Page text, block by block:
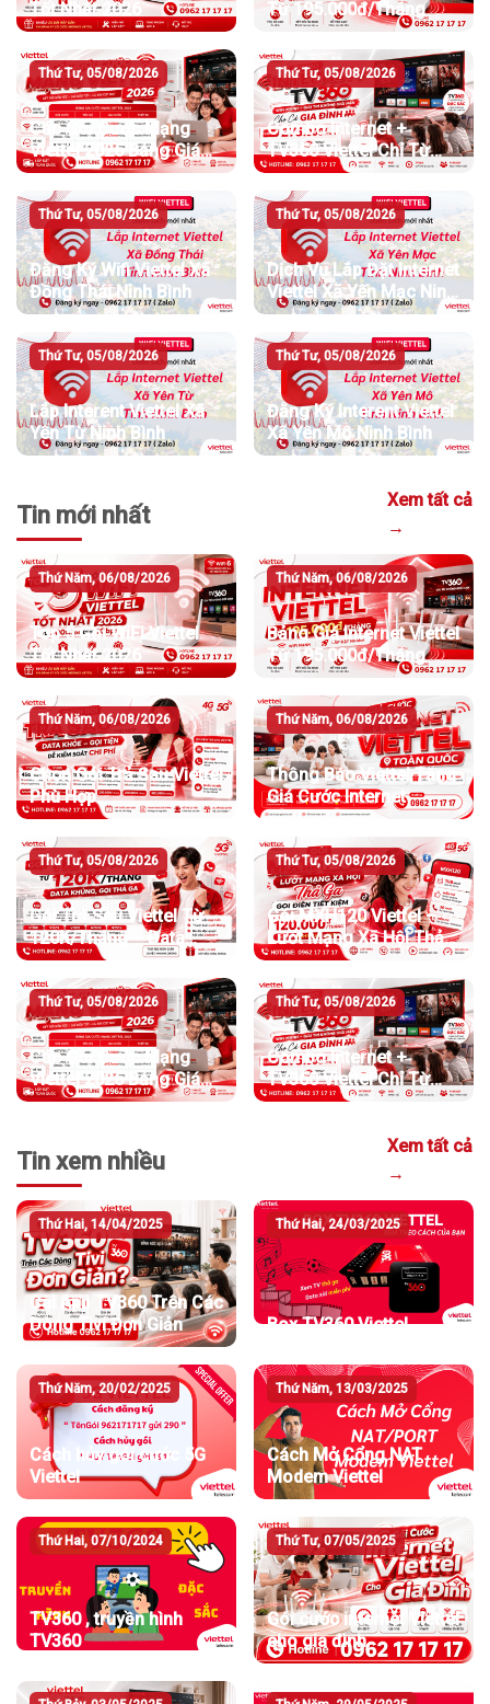
Tốt Nhất 2026
Từ 195.000đ/Tháng
Thứ Tư, 05/08/2026
Các Gói Cước Mạng
Viettel 2026 Bảng Giá
Chi Tiết Và Cách Chọn
Gói Phù Hợp
Thứ Tư, 05/08/2026
Combo Internet +
TV360 Viettel Chỉ Từ
275.000đ/Tháng
Thứ Tư, 05/08/2026
Đăng Ký Wifi Viettel Xã
Đồng Thái Ninh Bình
Thứ Tư, 05/08/2026
Dịch Vụ Lắp Đặt Internet
Viettel Xã Yên Mạc Ninh
Bình
Thứ Tư, 05/08/2026
Lắp Interent Viettel Xã
Yên Từ Ninh Bình
Thứ Tư, 05/08/2026
Đăng Ký Interent Viettel
Xã Yên Mô Ninh Bình
Tin mới nhất
Xem tất cả
→
Thứ Năm, 06/08/2026
Top 5 Gói WiFi Viettel
Tốt Nhất 2026
Thứ Năm, 06/08/2026
Bảng Giá Internet Viettel
Từ 195.000đ/Tháng
Thứ Năm, 06/08/2026
Chọn Gói Trả Sau Viettel
Phù Hợp
Thứ Năm, 06/08/2026
Thông Báo Viettel Tăng
Giá Cước Internet
Thứ Tư, 05/08/2026
Gói Trả Sau Viettel Từ
120K/Tháng – Data
Khủng, Gọi Thả Ga
Thứ Tư, 05/08/2026
Gói MXH120 Viettel –
Lướt Mạng Xã Hội Thả
Ga, Gọi Điện Tiết Kiệm
Thứ Tư, 05/08/2026
Các Gói Cước Mạng
Viettel 2026 Bảng Giá
Chi Tiết Và Cách Chọn
Thứ Tư, 05/08/2026
Combo Internet +
TV360 Viettel Chỉ Từ
275.000đ/Tháng
Tin xem nhiều
Xem tất cả
→
Thứ Hai, 14/04/2025
Cài App TV360 Trên Các
Dòng Tivi Đơn Giản
Thứ Hai, 24/03/2025
Box TV360 Viettel
Thứ Năm, 20/02/2025
Cách hủy gói cước 5G
Viettel
Thứ Năm, 13/03/2025
Cách Mở Cổng NAT
Modem Viettel
Thứ Hai, 07/10/2024
TV360 , truyền hình
TV360
Thứ Tư, 07/05/2025
Gói cước internet Viettel
cho gia đình